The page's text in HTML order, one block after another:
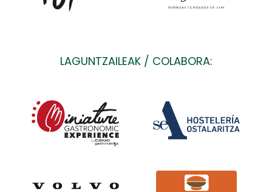
LAGUNTZAILEAK / COLABORA: